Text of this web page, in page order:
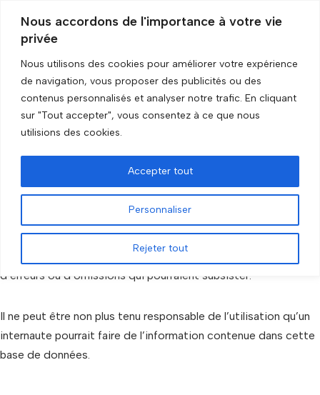
Nous accordons de l'importance à votre vie
privée
Nous utilisons des cookies pour améliorer votre expérience
de navigation, vous proposer des publicités ou des
contenus personnalisés et analyser notre trafic. En cliquant
sur "Tout accepter", vous consentez à ce que nous
utilisions des cookies.
Personnaliser
Rejeter tout
Accepter tout
Aller
au
contenu
Accueil »Avertissement
Avertissement
développement et la mise à jour de cette base de données.
Toutefois, le GRIP décline toute responsabilité en cas
d’erreurs ou d’omissions qui pourraient subsister.
Il ne peut être non plus tenu responsable de l’utilisation qu’un
internaute pourrait faire de l’information contenue dans cette
base de données.